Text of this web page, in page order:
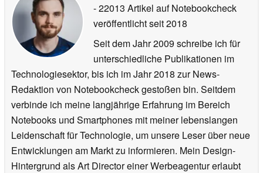
- 22013 Artikel auf Notebookcheck
veröffentlichtseit 2018
Seit dem Jahr 2009 schreibe ich für
unterschiedliche Publikationen im
Technologiesektor, bis ich im Jahr 2018 zur News-
Redaktion von Notebookcheck gestoßen bin. Seitdem
verbinde ich meine langjährige Erfahrung im Bereich
Notebooks und Smartphones mit meiner lebenslangen
Leidenschaft für Technologie, um unsere Leser über neue
Entwicklungen am Markt zu informieren. Mein Design-
Hintergrund als Art Director einer Werbeagentur erlaubt